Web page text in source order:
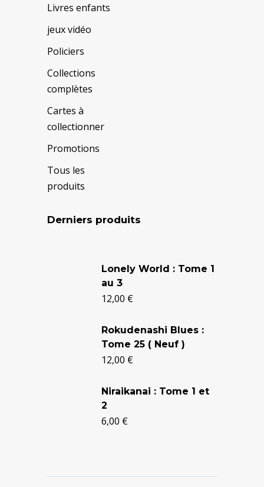
Livres enfants
jeux vidéo
Policiers
Collections
complètes
Cartes à
collectionner
Promotions
Tous les
produits
Derniers produits
Lonely World : Tome 1
au 3
12,00 €
Rokudenashi Blues :
Tome 25 ( Neuf )
12,00 €
Niraikanai : Tome 1 et
2
6,00 €